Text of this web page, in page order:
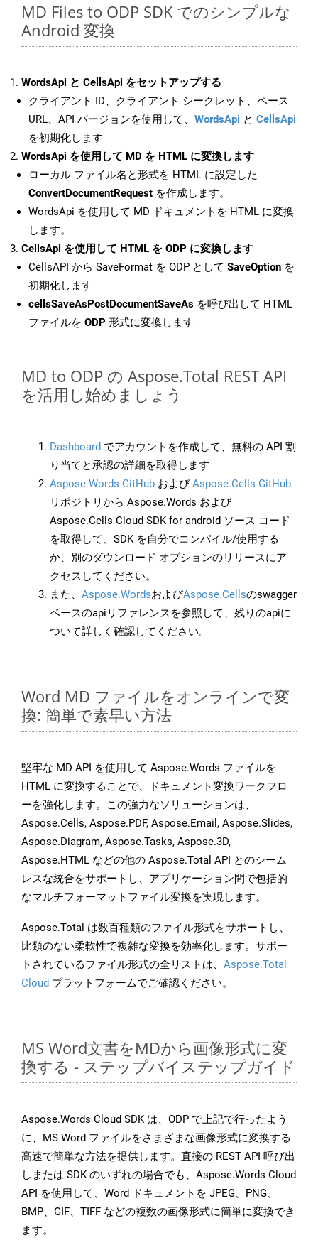
MD Files to ODP SDK でのシンプルな
Android 変換
WordsApi と CellsApi をセットアップする
クライアント ID、クライアント シークレット、ベース
URL、API バージョンを使用して、 WordsApi と CellsApi
を初期化します
WordsApi を使用して MD を HTML に変換します
ローカル ファイル名と形式を HTML に設定した
ConvertDocumentRequest を作成します。
WordsApi を使用して MD ドキュメントを HTML に変換
します。
CellsApi を使用して HTML を ODP に変換します
CellsAPI から SaveFormat を ODP として SaveOption を
初期化します
cellsSaveAsPostDocumentSaveAs を呼び出して HTML
ファイルを ODP 形式に変換します
MD to ODP の Aspose.Total REST API
を活用し始めましょう
Dashboard でアカウントを作成して、無料の API 割
り当てと承認の詳細を取得します
Aspose.Words GitHub およびAspose.Cells GitHub
リポジトリから Aspose.Words および
Aspose.Cells Cloud SDK for android ソース コード
を取得して、SDK を自分でコンパイル/使用する
か、別のダウンロード オプションのリリースにア
クセスしてください。
また、 Aspose.WordsおよびAspose.Cellsのswagger
ベースのapiリファレンスを参照して、残りのapiに
ついて詳しく確認してください。
Word MD ファイルをオンラインで変
換: 簡単で素早い方法
堅牢な MD API を使用して Aspose.Words ファイルを
HTML に変換することで、ドキュメント変換ワークフロ
ーを強化します。この強力なソリューションは、
Aspose.Cells, Aspose.PDF, Aspose.Email, Aspose.Slides,
Aspose.Diagram, Aspose.Tasks, Aspose.3D,
Aspose.HTML などの他の Aspose.Total API とのシーム
レスな統合をサポートし、アプリケーション間で包括的
なマルチフォーマットファイル変換を実現します。
Aspose.Total は数百種類のファイル形式をサポートし、
比類のない柔軟性で複雑な変換を効率化します。サポー
トされているファイル形式の全リストは、 Aspose.Total
Cloud プラットフォームでご確認ください。
MS Word文書をMDから画像形式に変
換する - ステップバイステップガイド
Aspose.Words Cloud SDK は、ODP で上記で行ったよう
に、MS Word ファイルをさまざまな画像形式に変換する
高速で簡単な方法を提供します。直接の REST API 呼び出
しまたは SDK のいずれの場合でも、Aspose.Words Cloud
API を使用して、Word ドキュメントを JPEG、PNG、
BMP、GIF、TIFF などの複数の画像形式に簡単に変換でき
ます。